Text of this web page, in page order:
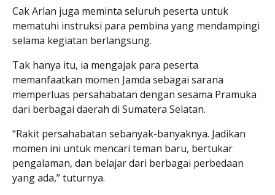
Cak Arlan juga meminta seluruh peserta untuk
mematuhi instruksi para pembina yang mendampingi
selama kegiatan berlangsung.
Tak hanya itu, ia mengajak para peserta
memanfaatkan momen Jamda sebagai sarana
memperluas persahabatan dengan sesama Pramuka
dari berbagai daerah di Sumatera Selatan.
“Rakit persahabatan sebanyak-banyaknya. Jadikan
momen ini untuk mencari teman baru, bertukar
pengalaman, dan belajar dari berbagai perbedaan
yang ada,” tuturnya.